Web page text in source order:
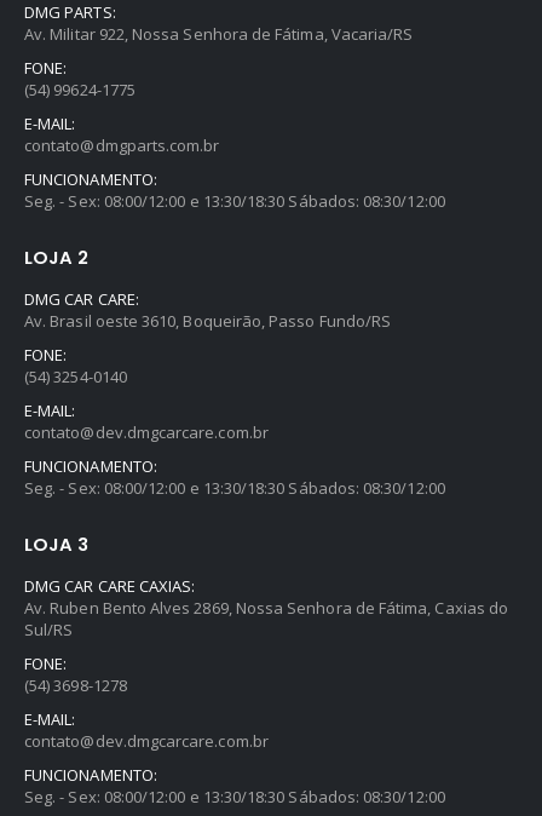
DMG PARTS:
Av. Militar 922, Nossa Senhora de Fátima, Vacaria/RS
FONE:
(54) 99624-1775
E-MAIL:
contato@dmgparts.com.br
FUNCIONAMENTO:
Seg. - Sex: 08:00/12:00 e 13:30/18:30 Sábados: 08:30/12:00
LOJA 2
DMG CAR CARE:
Av. Brasil oeste 3610, Boqueirão, Passo Fundo/RS
FONE:
(54) 3254-0140
E-MAIL:
contato@dev.dmgcarcare.com.br
FUNCIONAMENTO:
Seg. - Sex: 08:00/12:00 e 13:30/18:30 Sábados: 08:30/12:00
LOJA 3
DMG CAR CARE CAXIAS:
Av. Ruben Bento Alves 2869, Nossa Senhora de Fátima, Caxias do
Sul/RS
FONE:
(54) 3698-1278
E-MAIL:
contato@dev.dmgcarcare.com.br
FUNCIONAMENTO:
Seg. - Sex: 08:00/12:00 e 13:30/18:30 Sábados: 08:30/12:00